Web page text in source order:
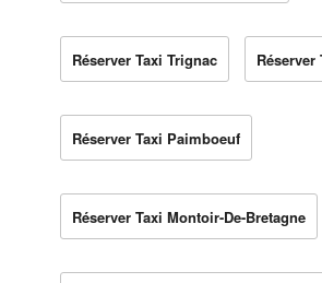
Réserver Taxi Trignac Réserver
Réserver Taxi Paimboeuf
Réserver Taxi Montoir-De-Bretagne